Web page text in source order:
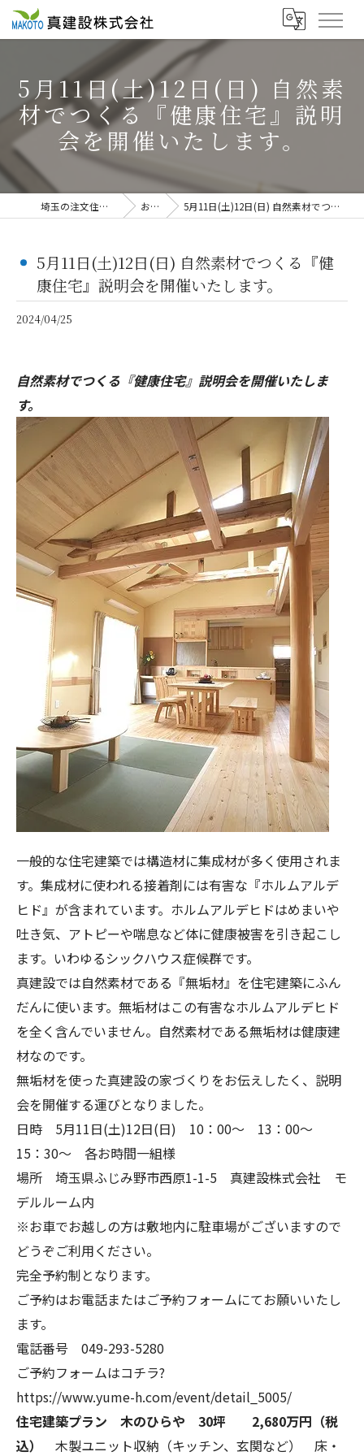
5月11日(土)12日(日) 自然素
材でつくる『健康住宅』説明
会を開催いたします。
埼玉の注文住宅なら真建設株式会社 お知らせ 5月11日(土)12日(日) 自然素材でつくる『健康住宅』説明会を開催いたします。
5月11日(土)12日(日) 自然素材でつくる『健
康住宅』説明会を開催いたします。
2024/04/25
自然素材でつくる『健康住宅』説明会を開催いたしま
す。
一般的な住宅建築では構造材に集成材が多く使用されま
す。集成材に使われる接着剤には有害な『ホルムアルデ
ヒド』が含まれています。ホルムアルデヒドはめまいや
吐き気、アトピーや喘息など体に健康被害を引き起こし
ます。いわゆるシックハウス症候群です。
真建設では自然素材である『無垢材』を住宅建築にふん
だんに使います。無垢材はこの有害なホルムアルデヒド
を全く含んでいません。自然素材である無垢材は健康建
材なのです。
無垢材を使った真建設の家づくりをお伝えしたく、説明
会を開催する運びとなりました。
日時 5月11日(土)12日(日) 10：00～ 13：00～
15：30～ 各お時間一組様
場所 埼玉県ふじみ野市西原1-1-5 真建設株式会社 モ
デルルーム内
※お車でお越しの方は敷地内に駐車場がございますので
どうぞご利用ください。
完全予約制となります。
ご予約はお電話またはご予約フォームにてお願いいたし
ます。
電話番号 049-293-5280
ご予約フォームはコチラ?
https://www.yume-h.com/event/detail_5005/
住宅建築プラン
木のひらや 30坪
2,680万円（税
込）
木製ユニット収納（キッチン、玄関など） 床・